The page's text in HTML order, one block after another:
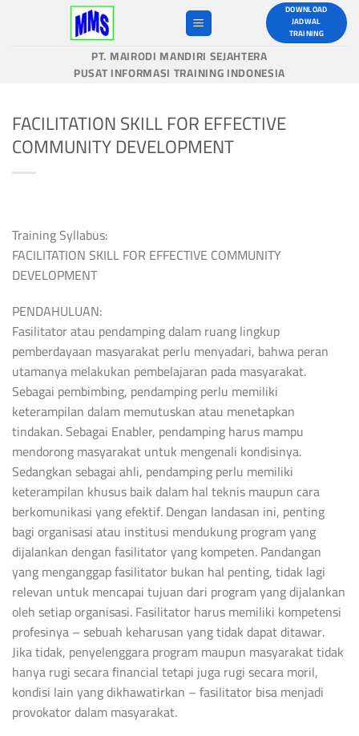
DOWNLOAD
JADWAL
TRAINING
PT. MAIRODI MANDIRI SEJAHTERA
PUSAT INFORMASI TRAINING INDONESIA
FACILITATION SKILL FOR EFFECTIVE
COMMUNITY DEVELOPMENT
Training Syllabus:
FACILITATION SKILL FOR EFFECTIVE COMMUNITY
DEVELOPMENT
PENDAHULUAN:
Fasilitator atau pendamping dalam ruang lingkup
pemberdayaan masyarakat perlu menyadari, bahwa peran
utamanya melakukan pembelajaran pada masyarakat.
Sebagai pembimbing, pendamping perlu memiliki
keterampilan dalam memutuskan atau menetapkan
tindakan. Sebagai Enabler, pendamping harus mampu
mendorong masyarakat untuk mengenali kondisinya.
Sedangkan sebagai ahli, pendamping perlu memiliki
keterampilan khusus baik dalam hal teknis maupun cara
berkomunikasi yang efektif. Dengan landasan ini, penting
bagi organisasi atau institusi mendukung program yang
dijalankan dengan fasilitator yang kompeten. Pandangan
yang menganggap fasilitator bukan hal penting, tidak lagi
relevan untuk mencapai tujuan dari program yang dijalankan
oleh setiap organisasi. Fasilitator harus memiliki kompetensi
profesinya – sebuah keharusan yang tidak dapat ditawar.
Jika tidak, penyelenggara program maupun masyarakat tidak
hanya rugi secara financial tetapi juga rugi secara moril,
kondisi lain yang dikhawatirkan – fasilitator bisa menjadi
provokator dalam masyarakat.